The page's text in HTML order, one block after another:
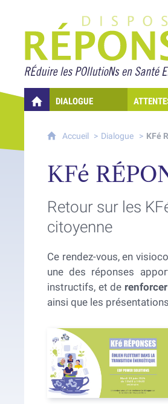
QUELLES RÉPONSES À MES
DIALOGUE
Accueil Dialogue KFé
KFé
Retour sur les
citoyenne
Ce rendez-vous, en
une des réponses
instructifs, et de
ainsi que les